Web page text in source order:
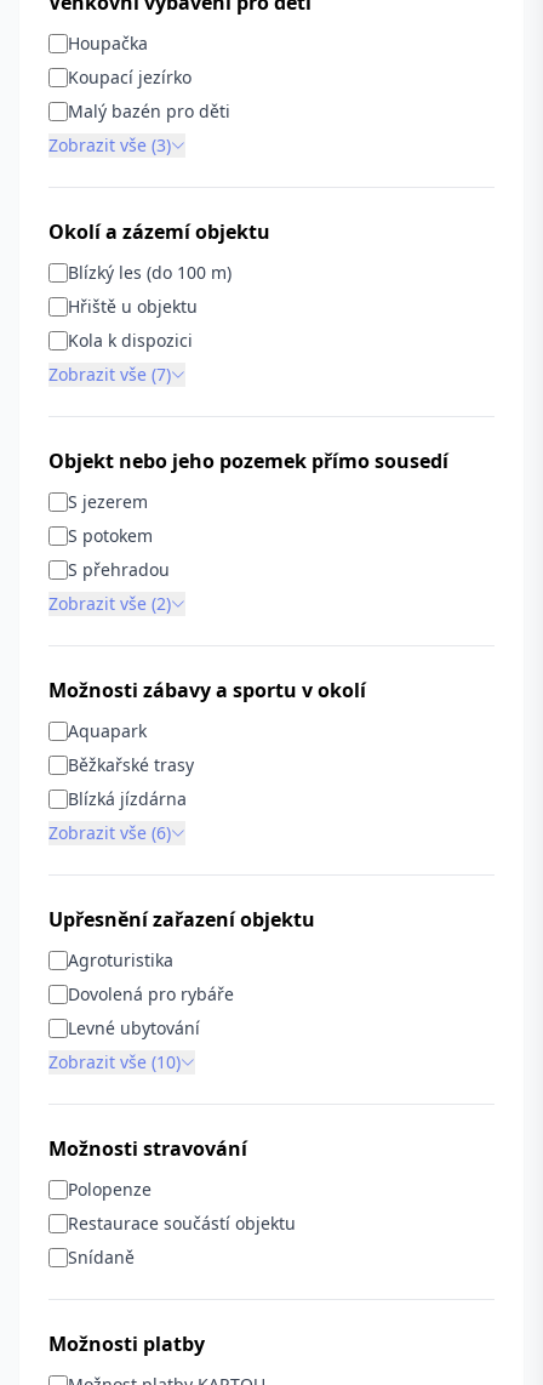
Houpačka
Koupací jezírko
Malý bazén pro děti
Zobrazit vše (3)
Okolí a zázemí objektu
Blízký les (do 100 m)
Hřiště u objektu
Kola k dispozici
Zobrazit vše (7)
Objekt nebo jeho pozemek přímo sousedí
S jezerem
S potokem
S přehradou
Zobrazit vše (2)
Možnosti zábavy a sportu v okolí
Aquapark
Běžkařské trasy
Blízká jízdárna
Zobrazit vše (6)
Upřesnění zařazení objektu
Agroturistika
Dovolená pro rybáře
Levné ubytování
Zobrazit vše (10)
Možnosti stravování
Polopenze
Restaurace součástí objektu
Snídaně
Možnosti platby